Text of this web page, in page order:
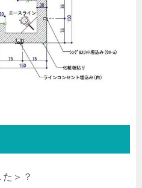
＞？